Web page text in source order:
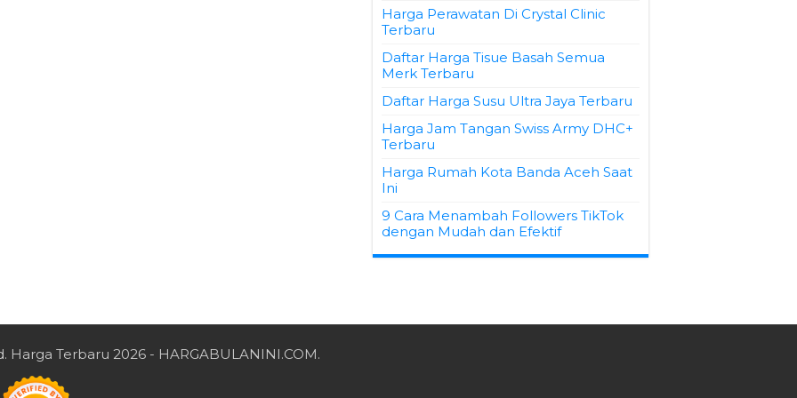
Harga Perawatan Di Crystal Clinic
Terbaru
Daftar Harga Tisue Basah Semua
Merk Terbaru
Daftar Harga Susu Ultra Jaya Terbaru
Harga Jam Tangan Swiss Army DHC+
Terbaru
Harga Rumah Kota Banda Aceh Saat
Ini
9 Cara Menambah Followers TikTok
dengan Mudah dan Efektif
Harga Terbaru 2026 - HARGABULANINI.COM.